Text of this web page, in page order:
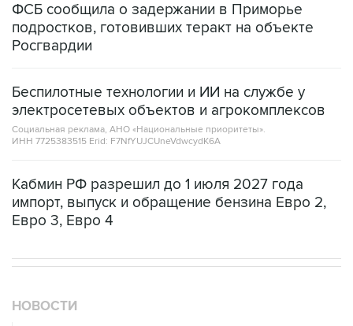
ФСБ сообщила о задержании в Приморье
подростков, готовивших теракт на объекте
Росгвардии
Беспилотные технологии и ИИ на службе у
электросетевых объектов и агрокомплексов
Социальная реклама, АНО «Национальные приоритеты».
ИНН 7725383515 Erid: F7NfYUJCUneVdwcydK6A
Кабмин РФ разрешил до 1 июля 2027 года
импорт, выпуск и обращение бензина Евро 2,
Евро 3, Евро 4
НОВОСТИ